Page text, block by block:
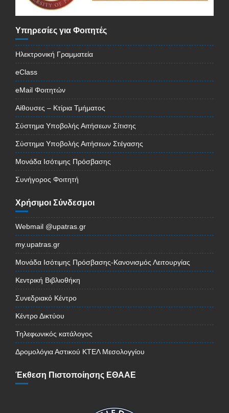
Υπηρεσίες για Φοιτητές
Ηλεκτρονική Γραμματεία
eClass
eMail Φοιτητών
Αίθουσες – Κτίρια Τμήματος
Σύστημα Υποβολής Αιτήσεων Σίτισης
Σύστημα Υποβολής Αιτήσεων Στέγασης
Μονάδα Ισότιμης Πρόσβασης
Συνήγορος Φοιτητή
Χρήσιμοι Σύνδεσμοι
Webmail @upatras.gr
my.upatras.gr
Μονάδα Ισότιμης Πρόσβασης-Κανονισμός Λειτουργίας
Κεντρική Βιβλιοθήκη
Συνεδριακό Κέντρο
Κέντρο Δικτύου
Τηλεφωνικός κατάλογος
Δρομολόγια Αστικού ΚΤΕΛ Μεσολογγίου
Έκθεση Πιστοποίησης ΕΘΑΑΕ